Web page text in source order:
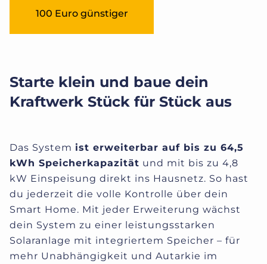
100 Euro günstiger
Starte klein und baue dein
Kraftwerk Stück für Stück aus
Das System ist erweiterbar auf bis zu 64,5
kWh Speicherkapazität und mit bis zu 4,8
kW Einspeisung direkt ins Hausnetz. So hast
du jederzeit die volle Kontrolle über dein
Smart Home. Mit jeder Erweiterung wächst
dein System zu einer leistungsstarken
Solaranlage mit integriertem Speicher – für
mehr Unabhängigkeit und Autarkie im